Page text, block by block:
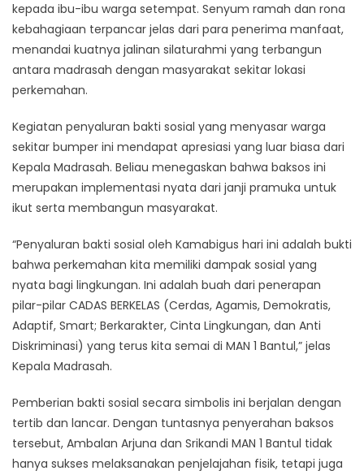
kepada ibu-ibu warga setempat. Senyum ramah dan rona
kebahagiaan terpancar jelas dari para penerima manfaat,
menandai kuatnya jalinan silaturahmi yang terbangun
antara madrasah dengan masyarakat sekitar lokasi
perkemahan.
Kegiatan penyaluran bakti sosial yang menyasar warga
sekitar bumper ini mendapat apresiasi yang luar biasa dari
Kepala Madrasah. Beliau menegaskan bahwa baksos ini
merupakan implementasi nyata dari janji pramuka untuk
ikut serta membangun masyarakat.​
“Penyaluran bakti sosial oleh Kamabigus hari ini adalah bukti
bahwa perkemahan kita memiliki dampak sosial yang
nyata bagi lingkungan. Ini adalah buah dari penerapan
pilar-pilar CADAS BERKELAS (Cerdas, Agamis, Demokratis,
Adaptif, Smart; Berkarakter, Cinta Lingkungan, dan Anti
Diskriminasi) yang terus kita semai di MAN 1 Bantul,” jelas
Kepala Madrasah.
Pemberian bakti sosial secara simbolis ini berjalan dengan
tertib dan lancar. Dengan tuntasnya penyerahan baksos
tersebut, Ambalan Arjuna dan Srikandi MAN 1 Bantul tidak
hanya sukses melaksanakan penjelajahan fisik, tetapi juga